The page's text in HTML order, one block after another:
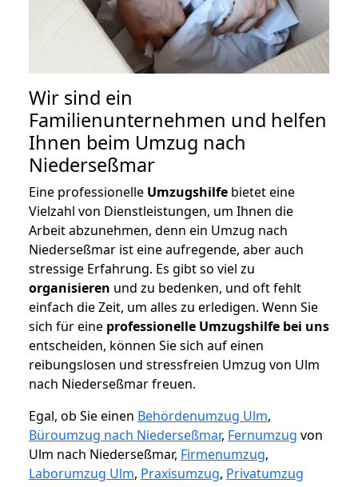
Wir sind ein
Familienunternehmen und helfen
Ihnen beim Umzug nach
Niederseßmar
Eine professionelle Umzugshilfe bietet eine
Vielzahl von Dienstleistungen, um Ihnen die
Arbeit abzunehmen, denn ein Umzug nach
Niederseßmar ist eine aufregende, aber auch
stressige Erfahrung. Es gibt so viel zu
organisieren und zu bedenken, und oft fehlt
einfach die Zeit, um alles zu erledigen. Wenn Sie
sich für eine professionelle Umzugshilfe bei uns
entscheiden, können Sie sich auf einen
reibungslosen und stressfreien Umzug von Ulm
nach Niederseßmar freuen.
Egal, ob Sie einen Behördenumzug Ulm,
Büroumzug nach Niederseßmar, Fernumzug von
Ulm nach Niederseßmar, Firmenumzug,
Laborumzug Ulm, Praxisumzug, Privatumzug